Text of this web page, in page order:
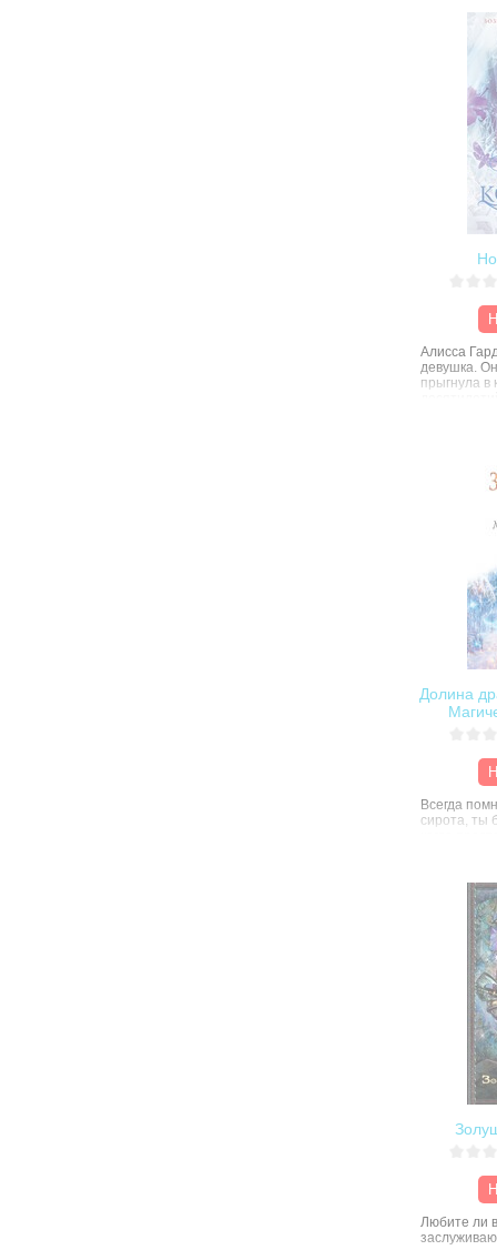
другого
придется
другие
было,
семеро
ледяным
страну в
который
гибели или
Алисса
девушка.
прыгнула в
Чудес и
мира
будущее и
Алиссы?
неё
как
Долина
Всегда
сирота, ты
к чему
особенно
драконов.
самой
выход,
Вот только
нарушай
Иначе все
покажутся
сравнению
Ирэнарн-
Любите ли